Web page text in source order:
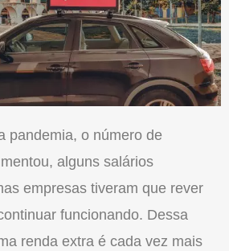
pandemia, o número de
alguns salários
empresas tiveram que rever
funcionando. Dessa
renda extra é cada vez mais